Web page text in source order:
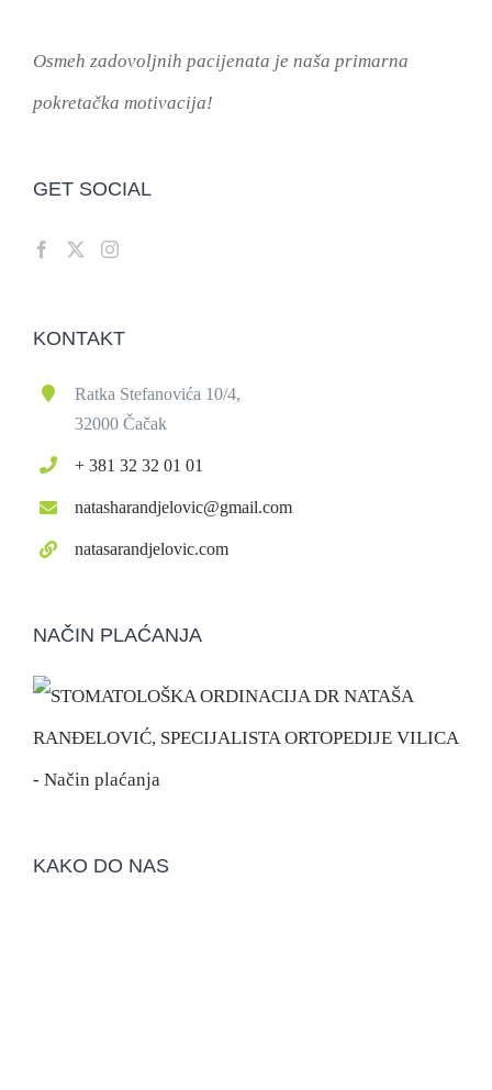
Osmeh zadovoljnih pacijenata je naša primarna
pokretačka motivacija!
GET SOCIAL
KONTAKT
Ratka Stefanovića 10/4,
32000 Čačak
+ 381 32 32 01 01
natasharandjelovic@gmail.com
natasarandjelovic.com
NAČIN PLAĆANJA
KAKO DO NAS